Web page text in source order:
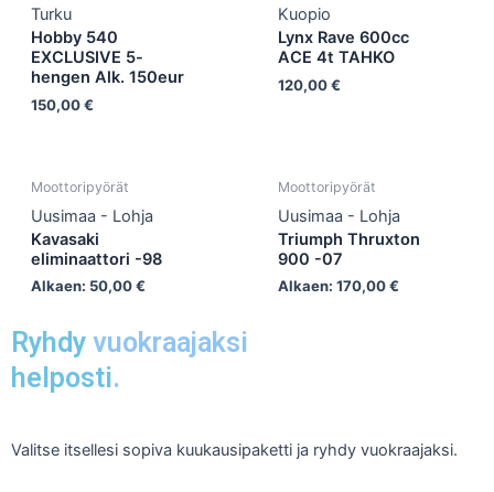
Turku
Hobby 540
EXCLUSIVE 5-
hengen Alk. 150eur
150,00€
Kuopio
Lynx Rave 600cc
ACE 4t TAHKO
120,00€
Moottoripyörät
Uusimaa - Lohja
Kavasaki
eliminaattori -98
Alkaen: 50,00€
Moottoripyörät
Uusimaa - Lohja
Triumph Thruxton
900 -07
Alkaen: 170,00€
Ryhdy vuokraajaksi
helposti.
Valitse itsellesi sopiva kuukausipaketti ja ryhdy vuokraajaksi.